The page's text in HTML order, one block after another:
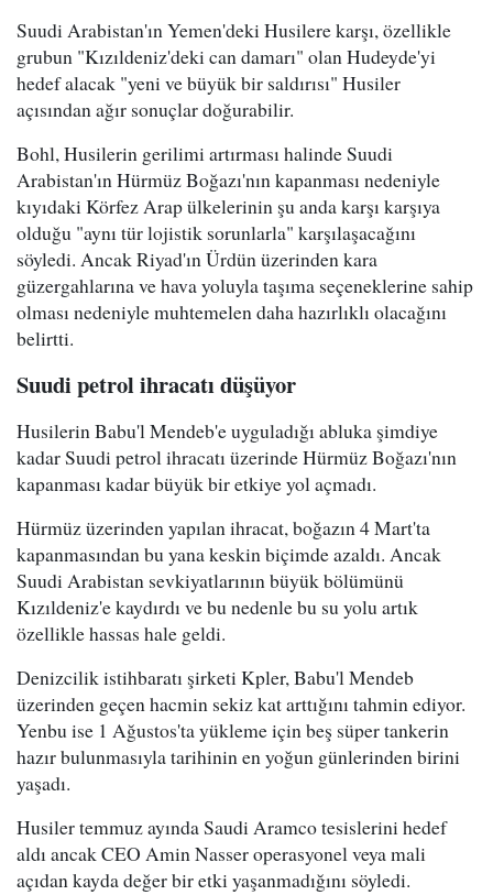
Suudi Arabistan'ın Yemen'deki Husilere karşı, özellikle
grubun "Kızıldeniz'deki can damarı" olan Hudeyde'yi
hedef alacak "yeni ve büyük bir saldırısı" Husiler
açısından ağır sonuçlar doğurabilir.
Bohl, Husilerin gerilimi artırması halinde Suudi
Arabistan'ın Hürmüz Boğazı'nın kapanması nedeniyle
kıyıdaki Körfez Arap ülkelerinin şu anda karşı karşıya
olduğu "aynı tür lojistik sorunlarla" karşılaşacağını
söyledi. Ancak Riyad'ın Ürdün üzerinden kara
güzergahlarına ve hava yoluyla taşıma seçeneklerine sahip
olması nedeniyle muhtemelen daha hazırlıklı olacağını
belirtti.
Suudi petrol ihracatı düşüyor
Husilerin Babu'l Mendeb'e uyguladığı abluka şimdiye
kadar Suudi petrol ihracatı üzerinde Hürmüz Boğazı'nın
kapanması kadar büyük bir etkiye yol açmadı.
Hürmüz üzerinden yapılan ihracat, boğazın 4 Mart'ta
kapanmasından bu yana keskin biçimde azaldı. Ancak
Suudi Arabistan sevkiyatlarının büyük bölümünü
Kızıldeniz'e kaydırdı ve bu nedenle bu su yolu artık
özellikle hassas hale geldi.
Denizcilik istihbaratı şirketi Kpler, Babu'l Mendeb
üzerinden geçen hacmin sekiz kat arttığını tahmin ediyor.
Yenbu ise 1 Ağustos'ta yükleme için beş süper tankerin
hazır bulunmasıyla tarihinin en yoğun günlerinden birini
yaşadı.
Husiler temmuz ayında Saudi Aramco tesislerini hedef
aldı ancak CEO Amin Nasser operasyonel veya mali
açıdan kayda değer bir etki yaşanmadığını söyledi.